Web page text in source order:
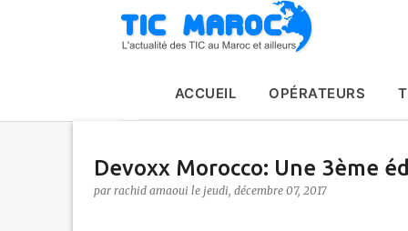
ACCUEIL OPÉRATEURS
Devoxx Morocco: Une 3ème
par rachid amaoui le jeudi, décembre 07, 2017